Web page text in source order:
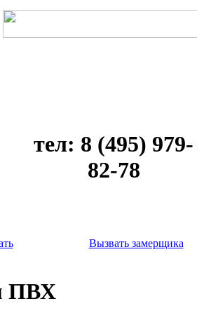
тел: 8 (495) 979-
82-78
Вызвать замерщика
ПВХ